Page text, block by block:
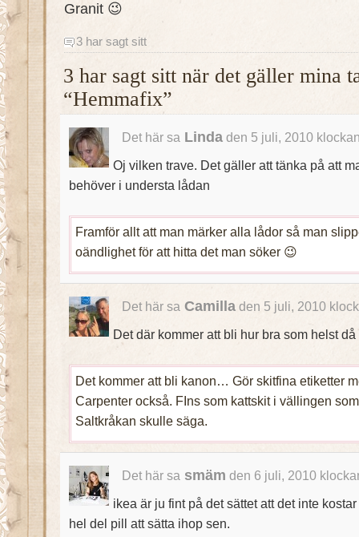
Granit 😉
3 har sagt sitt
3 har sagt sitt när det gäller mina
“Hemmafix”
Det här sa Lindaden 5 juli, 2010
Oj vilken trave. Det gäller att tänka på att
behöver i understa lådan
Framför allt att man märker alla lådor så man
oändlighet för att hitta det man söker 😉
Det här sa Camilladen 5 juli, 2010
Det där kommer att bli hur bra som helst
Det kommer att bli kanon… Gör skitfina etiketter
Carpenter också. FIns som kattskit i vällingen
Saltkråkan skulle säga.
Det här sa smäm den 6 juli, 2010
ikea är ju fint på det sättet att det inte
hel del pill att sätta ihop sen.